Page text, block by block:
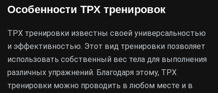
Особенности ТРХ тренировок
ТРХ тренировки известны своей универсальностью
и эффективностью. Этот вид тренировки позволяет
использовать собственный вес тела для выполнения
различных упражнений. Благодаря этому, ТРХ
тренировки можно проводить в любом месте и в